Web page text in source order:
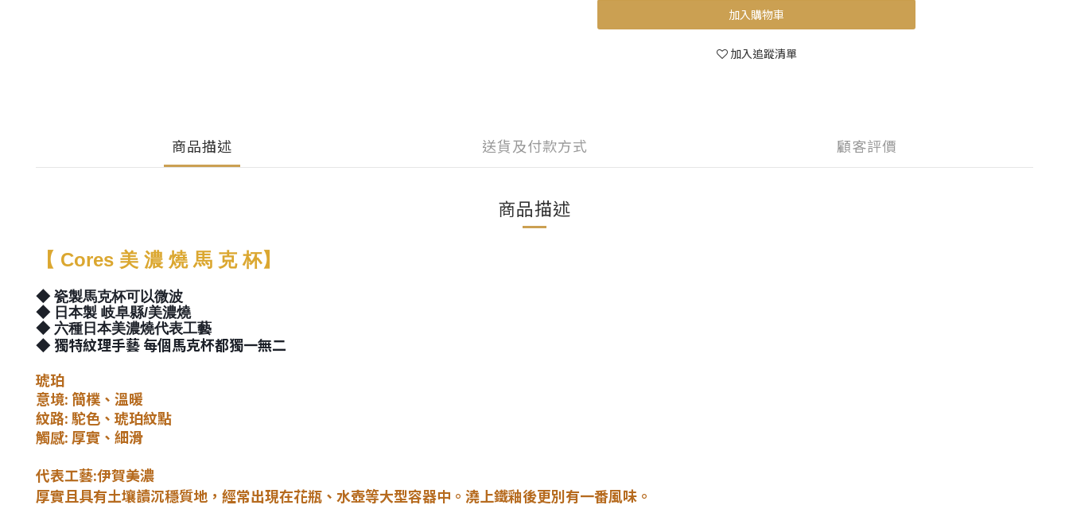
加入購物車
加入追蹤清單
商品描述 送貨及付款方式 顧客評價
商品描述
【 Cores 美 濃 燒 馬 克 杯】
◆ 瓷製馬克杯可以微波
◆ 日本製 岐阜縣/美濃燒
◆ 六種 日本美濃燒代表工藝
◆ 獨特紋理手藝 每個馬克杯都獨一無二
琥珀
意境: 簡樸、 溫暖
紋路: 駝色 、琥珀紋點
觸感: 厚實 、細滑
代表工藝:伊賀美濃
厚實且具有土壤讀沉穩質地，經常出現在花瓶、 水壺等大型容器中。澆上鐵釉後更別有一番風味。